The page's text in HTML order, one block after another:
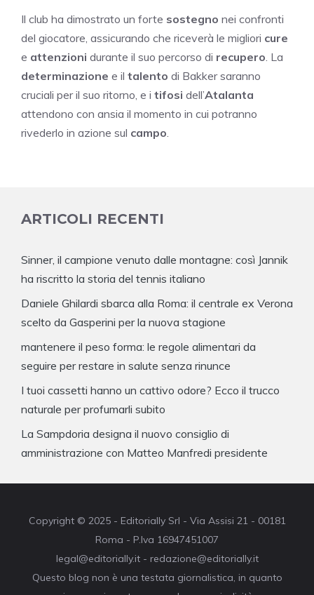
Il club ha dimostrato un forte sostegno nei confronti
del giocatore, assicurando che riceverà le migliori cure
e attenzioni durante il suo percorso di recupero . La
determinazione e il talento di Bakker saranno
cruciali per il suo ritorno, e i tifosi dell’Atalanta
attendono con ansia il momento in cui potranno
rivederlo in azione sul campo
ARTICOLI RECENTI
Sinner, il campione venuto dalle montagne: così Jannik
ha riscritto la storia del tennis italiano
Daniele Ghilardi sbarca alla Roma: il centrale ex Verona
scelto da Gasperini per la nuova stagione
mantenere il peso forma: le regole alimentari da
seguire per restare in salute senza rinunce
I tuoi cassetti hanno un cattivo odore? Ecco il trucco
naturale per profumarli subito
La Sampdoria designa il nuovo consiglio di
amministrazione con Matteo Manfredi presidente
Copyright © 2025 - Editorially Srl - Via Assisi 21 - 00181
Roma - P.Iva 16947451007
legal@editorially.it - redazione@editorially.it
Questo blog non è una testata giornalistica, in quanto